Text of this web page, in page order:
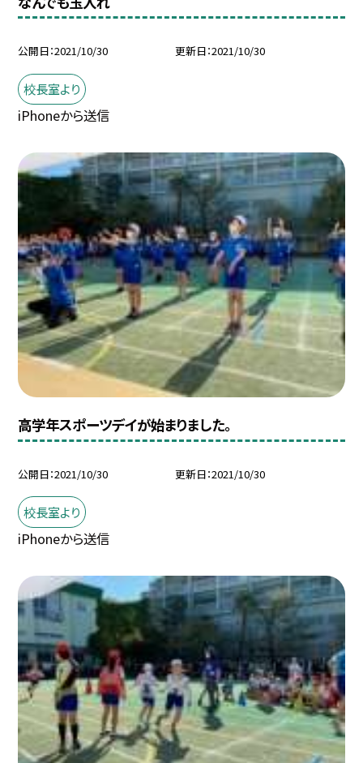
公開日 2021/10/30 更新日 2021/10/30
校長室より
iPhoneから送信
高学年スポーツデイが始まりました。
公開日 2021/10/30 更新日 2021/10/30
校長室より
iPhoneから送信